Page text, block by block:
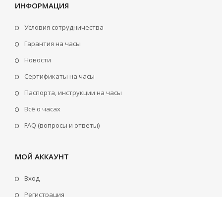
ИНФОРМАЦИЯ
Условия сотрудничества
Гарантия на часы
Новости
Сертификаты на часы
Паспорта, инструкции на часы
Всё о часах
FAQ (вопросы и ответы)
МОЙ АККАУНТ
Вход
Регистрация